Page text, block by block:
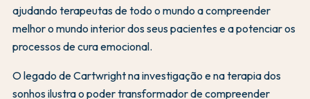
ajudando terapeutas de todo o mundo a compreender
melhor o mundo interior dos seus pacientes e a potenciar os
processos de cura emocional.
O legado de Cartwright na investigação e na terapia dos
sonhos ilustra o poder transformador de compreender